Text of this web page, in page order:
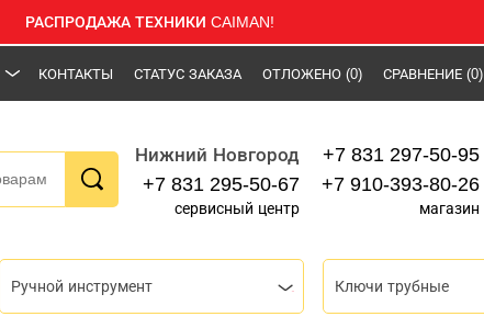
РАСПРОДАЖА ТЕХНИКИ CAIMAN!
КОНТАКТЫ СТАТУС ЗАКАЗА ОТЛОЖЕНО (0) СРАВНЕНИЕ (0)
Нижний Новгород
+7 831 295-50-67
сервисный центр
+7 831 297-50-95
+7 910-393-80-26
магазин
Ручной инструмент Ключи трубные